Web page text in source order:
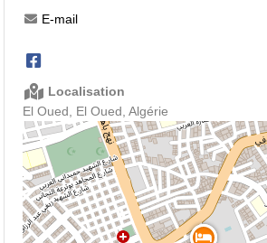
E-mail
Localisation
El Oued, El Oued, Algérie